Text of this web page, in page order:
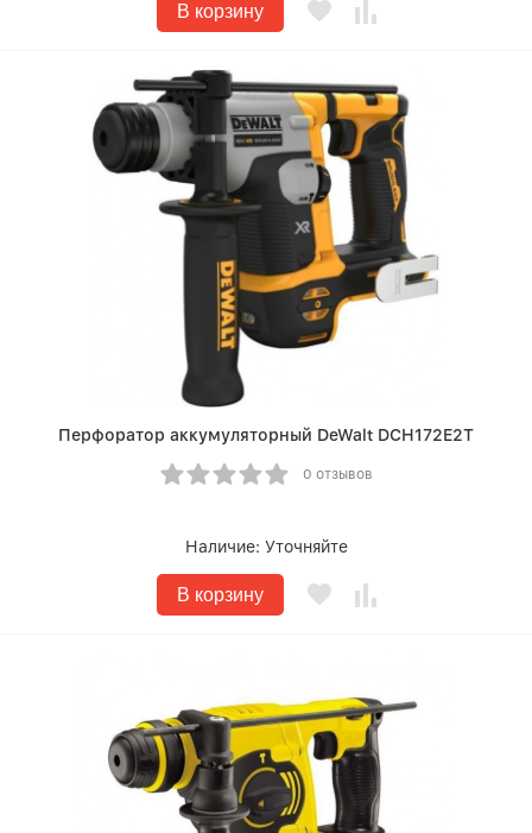
В корзину
Перфоратор аккумуляторный DeWalt DCH172E2T
0 отзывов
Наличие: Уточняйте
В корзину